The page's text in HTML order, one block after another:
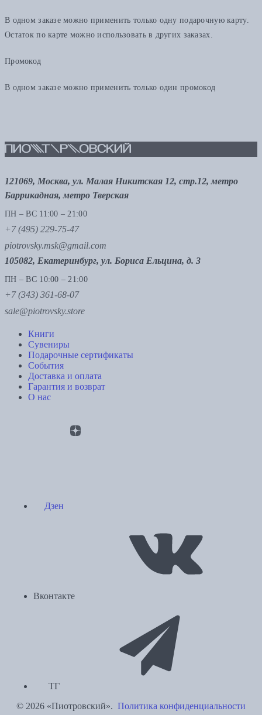
В одном заказе можно применить только одну подарочную карту.
Остаток по карте можно использовать в других заказах.
Промокод
В одном заказе можно применить только один промокод
121069, Москва, ул. Малая Никитская 12, стр.12, метро
Баррикадная, метро Тверская
ПН – ВС 11:00 – 21:00
+7 (495) 229-75-47
piotrovsky.msk@gmail.com
105082, Екатеринбург, ул. Бориса Ельцина, д. 3
ПН – ВС 10:00 – 21:00
+7 (343) 361-68-07
sale@piotrovsky.store
Книги
Сувениры
Подарочные сертификаты
События
Доставка и оплата
Гарантия и возврат
О нас
Дзен
Вконтакте
ТГ
© 2026 «Пиотровский». Политика конфиденциальности